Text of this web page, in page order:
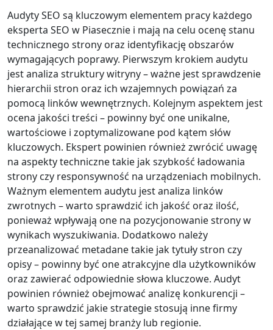
Audyty SEO są kluczowym elementem pracy każdego
eksperta SEO w Piasecznie i mają na celu ocenę stanu
technicznego strony oraz identyfikację obszarów
wymagających poprawy. Pierwszym krokiem audytu
jest analiza struktury witryny – ważne jest sprawdzenie
hierarchii stron oraz ich wzajemnych powiązań za
pomocą linków wewnętrznych. Kolejnym aspektem jest
ocena jakości treści – powinny być one unikalne,
wartościowe i zoptymalizowane pod kątem słów
kluczowych. Ekspert powinien również zwrócić uwagę
na aspekty techniczne takie jak szybkość ładowania
strony czy responsywność na urządzeniach mobilnych.
Ważnym elementem audytu jest analiza linków
zwrotnych – warto sprawdzić ich jakość oraz ilość,
ponieważ wpływają one na pozycjonowanie strony w
wynikach wyszukiwania. Dodatkowo należy
przeanalizować metadane takie jak tytuły stron czy
opisy – powinny być one atrakcyjne dla użytkowników
oraz zawierać odpowiednie słowa kluczowe. Audyt
powinien również obejmować analizę konkurencji –
warto sprawdzić jakie strategie stosują inne firmy
działające w tej samej branży lub regionie.